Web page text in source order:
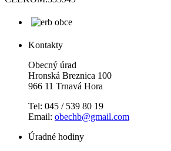
Kontakty
Obecný úrad
Hronská Breznica 100
966 11 Trnavá Hora
Tel: 045 / 539 80 19
Email: obechb@gmail.com
Úradné hodiny